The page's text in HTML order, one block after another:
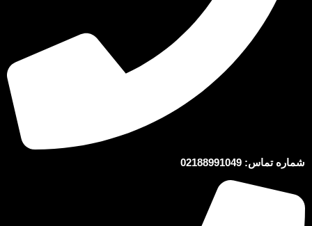
شماره تماس: 02188991049